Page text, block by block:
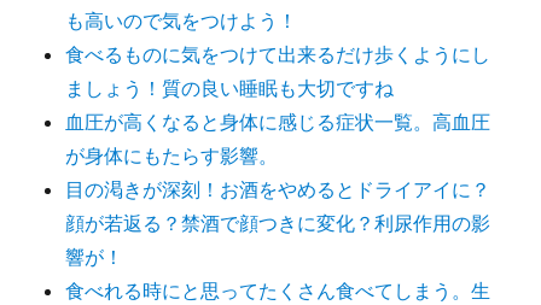
も高いので気をつけよう！
食べるものに気をつけて出来るだけ歩くようにし
ましょう！質の良い睡眠も大切ですね
血圧が高くなると身体に感じる症状一覧。高血圧
が身体にもたらす影響。
目の渇きが深刻！お酒をやめるとドライアイに？
顔が若返る？禁酒で顔つきに変化？利尿作用の影
響が！
食べれる時にと思ってたくさん食べてしまう。生